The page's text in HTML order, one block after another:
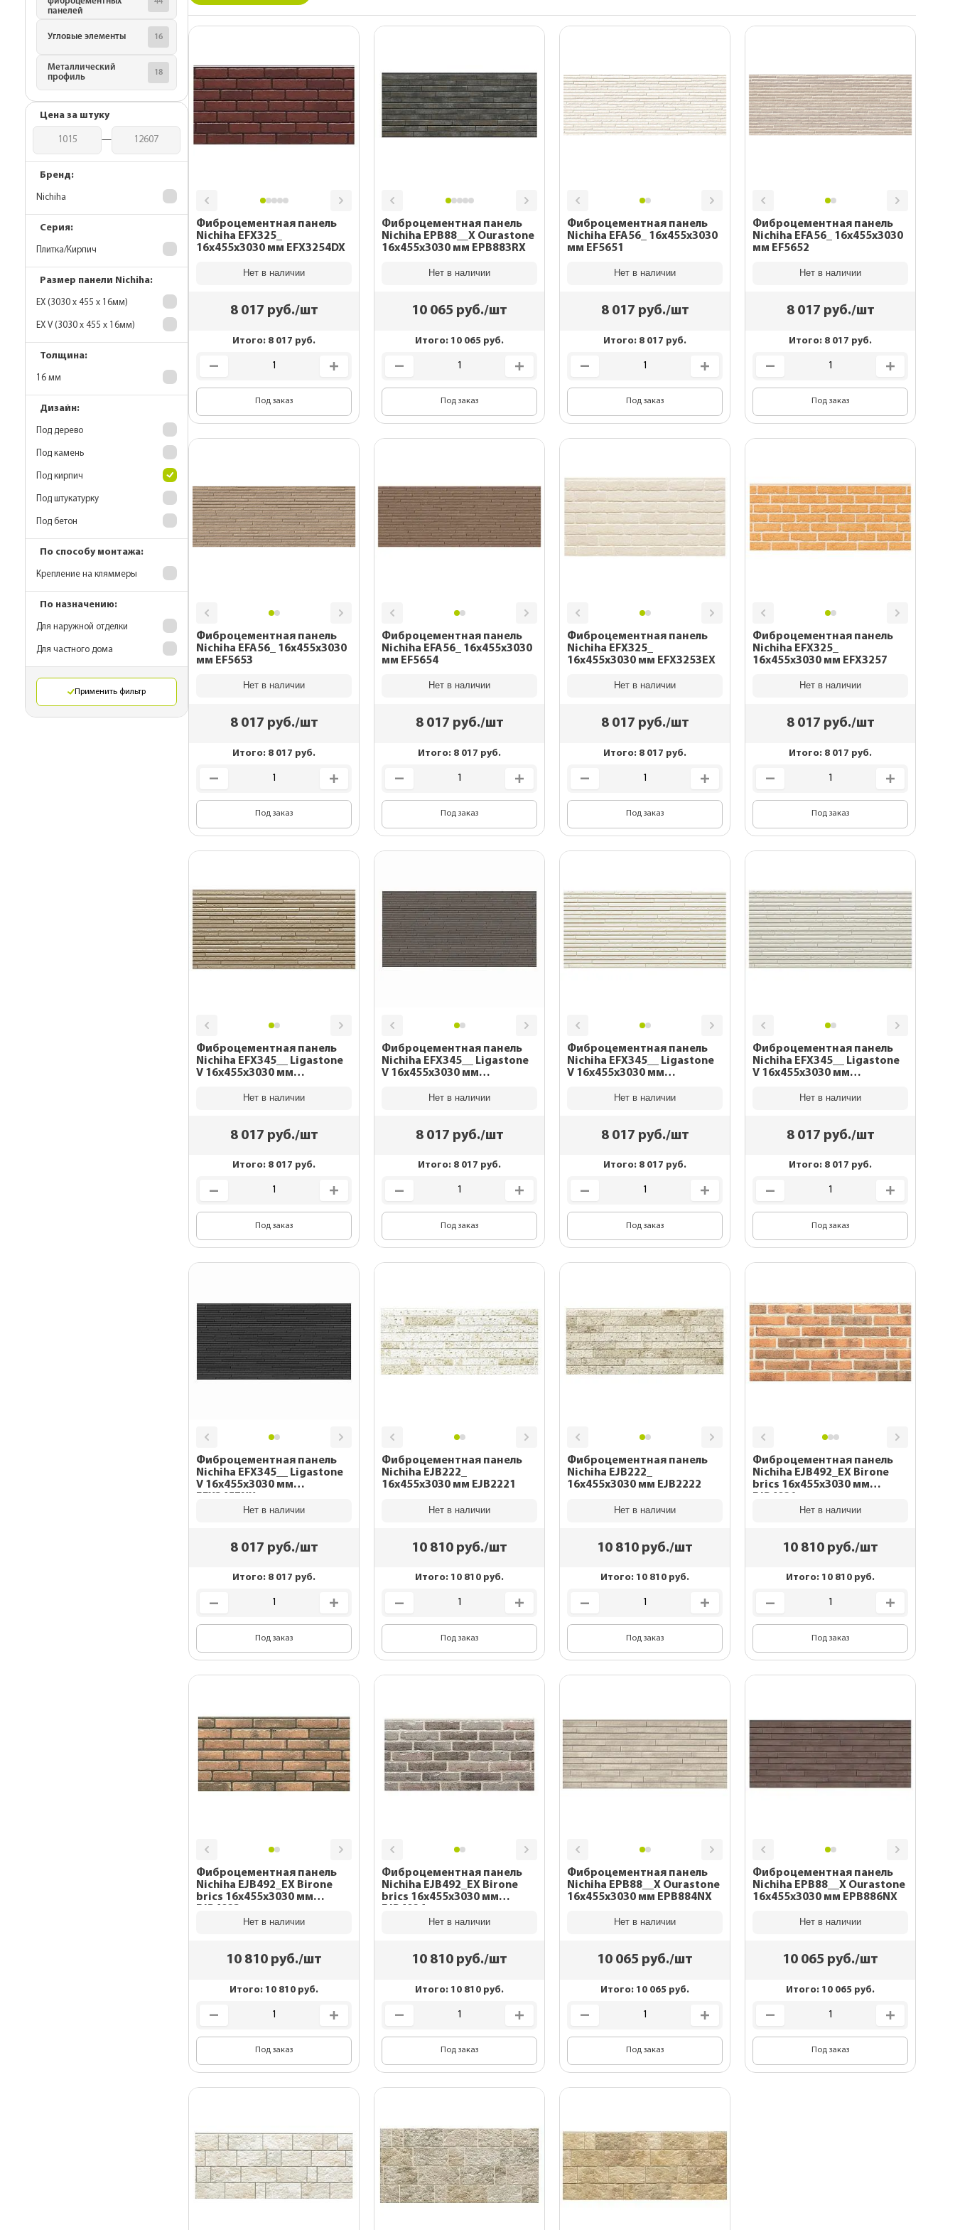
Для наружной отделки
Комплектующие для
фасадных панелей
Подсистема для фасада
20 лет
Комплектующие для
гибкой черепицы
Металлические планки
для монтажа
OSB плиты
Для дачного домика
Для частного дома
Для беседок
регулируемое
OSB плиты
террасной доски
Ступени из ДПК
Ограждения из ДПК
панелей
Угловые элементы 16
Металлический
профиль
18
Цена за штуку
—
Бренд:
Nichiha
Серия:
Плитка/Кирпич
Размер панели Nichiha:
EX (3030 х 455 х 16мм)
EX V (3030 х 455 х 16мм)
Толщина:
16 мм
Дизайн:
Под дерево
Под камень
Под кирпич
Под штукатурку
Под бетон
По способу монтажа:
Крепление на кляммеры
По назначению:
Для наружной отделки
Для частного дома
Применить фильтр
Фиброцементная панель
Nichiha EFX325_
16x455x3030 мм EFX3254DX
Нет в наличии
8 017 руб./шт
Итого: 8 017 руб.
Под заказ
Фиброцементная панель
Nichiha EPB88__X Ourastone
16x455x3030 мм EPB883RX
Нет в наличии
10 065 руб./шт
Итого: 10 065 руб.
Под заказ
Фиброцементная панель
Nichiha EFA56_ 16x455x3030
мм EF5651
Нет в наличии
8 017 руб./шт
Итого: 8 017 руб.
Под заказ
Фиброцементная панель
Nichiha EFA56_ 16x455x3030
мм EF5652
Нет в наличии
8 017 руб./шт
Итого: 8 017 руб.
Под заказ
Фиброцементная панель
Nichiha EFA56_ 16x455x3030
мм EF5653
Нет в наличии
8 017 руб./шт
Итого: 8 017 руб.
Под заказ
Фиброцементная панель
Nichiha EFA56_ 16x455x3030
мм EF5654
Нет в наличии
8 017 руб./шт
Итого: 8 017 руб.
Под заказ
Фиброцементная панель
Nichiha EFX325_
16x455x3030 мм EFX3253EX
Нет в наличии
8 017 руб./шт
Итого: 8 017 руб.
Под заказ
Фиброцементная панель
Nichiha EFX325_
16x455x3030 мм EFX3257
Нет в наличии
8 017 руб./шт
Итого: 8 017 руб.
Под заказ
Фиброцементная панель
Nichiha EFX345__ Ligastone
V 16x455x3030 мм
Нет в наличии
8 017 руб./шт
Итого: 8 017 руб.
Под заказ
Фиброцементная панель
Nichiha EFX345__ Ligastone
V 16x455x3030 мм
Нет в наличии
8 017 руб./шт
Итого: 8 017 руб.
Под заказ
Фиброцементная панель
Nichiha EFX345__ Ligastone
V 16x455x3030 мм
Нет в наличии
8 017 руб./шт
Итого: 8 017 руб.
Под заказ
Фиброцементная панель
Nichiha EFX345__ Ligastone
V 16x455x3030 мм
Нет в наличии
8 017 руб./шт
Итого: 8 017 руб.
Под заказ
Фиброцементная панель
Nichiha EFX345__ Ligastone
V 16x455x3030 мм
Нет в наличии
8 017 руб./шт
Итого: 8 017 руб.
Под заказ
Фиброцементная панель
Nichiha EJB222_
16x455x3030 мм EJB2221
Нет в наличии
10 810 руб./шт
Итого: 10 810 руб.
Под заказ
Фиброцементная панель
Nichiha EJB222_
16x455x3030 мм EJB2222
Нет в наличии
10 810 руб./шт
Итого: 10 810 руб.
Под заказ
Фиброцементная панель
Nichiha EJB492_EX Birone
brics 16x455x3030 мм
Нет в наличии
10 810 руб./шт
Итого: 10 810 руб.
Под заказ
Фиброцементная панель
Nichiha EJB492_EX Birone
brics 16x455x3030 мм
Нет в наличии
10 810 руб./шт
Итого: 10 810 руб.
Под заказ
Фиброцементная панель
Nichiha EJB492_EX Birone
brics 16x455x3030 мм
Нет в наличии
10 810 руб./шт
Итого: 10 810 руб.
Под заказ
Фиброцементная панель
Nichiha EPB88__X Ourastone
16x455x3030 мм EPB884NX
Нет в наличии
10 065 руб./шт
Итого: 10 065 руб.
Под заказ
Фиброцементная панель
Nichiha EPB88__X Ourastone
16x455x3030 мм EPB886NX
Нет в наличии
10 065 руб./шт
Итого: 10 065 руб.
Под заказ